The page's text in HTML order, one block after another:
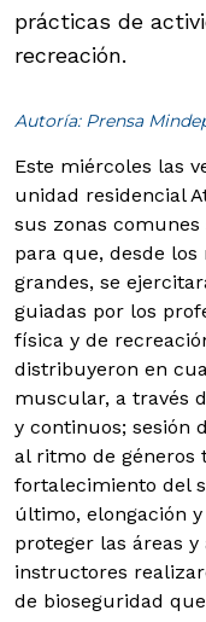
prácticas de
recreación.
Autoría: Prensa
Este miércoles las
unidad residencial
sus zonas
para que, desde
grandes, se
guiadas por los
física y de
distribuyeron en
muscular, a través
y continuos; sesión
al ritmo de géneros
fortalecimiento del
último, elongación
proteger las áreas
instructores
de bioseguridad